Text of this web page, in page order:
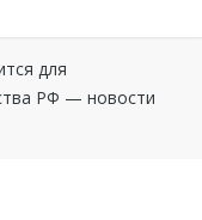
для
РФ — новости